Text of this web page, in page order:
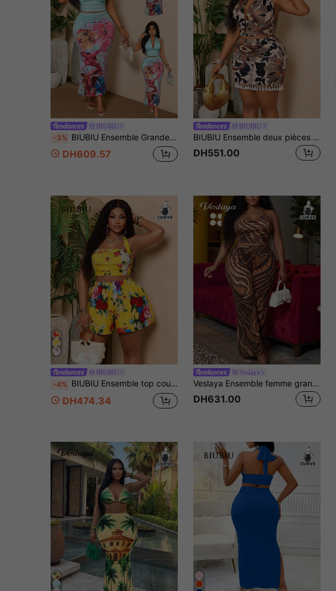
BIUBIU
-3% BIUBIU Ensemble Grande Taille Imprimé Tropical Top Court Dos Nu et Jupe Maxi Moulante, Ensemble Deux Pièces Dos Nu Froncé avec Nœud Dos Tenue d'Été Élégante pour Vacances
DH609.57
BIUBIU
BIUBIU Ensemble deux pièces pour femmes grande taille avec top court imprimé à col licou, dos nu et franges nouées dans le dos & jupe, stretch moyen, moulant, élégant, pour l'été
DH551.00
BIUBIU
-4% BIUBIU Ensemble top court et short pour femmes grande taille, col licou floral, taille cintrée, dos nu, ensemble Tropicoqueta jaune élégant
DH474.34
Veslaya
Veslaya Ensemble femme grande taille avec débardeur à col ras-du-cou imprimé zébré et pantalon évasé avec anneau métallique lâche. Idéal pour la lune de miel, les fêtes de jardin
DH631.00